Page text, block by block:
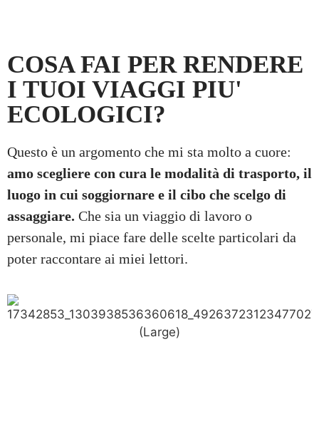
COSA FAI PER RENDERE
I TUOI VIAGGI PIU'
ECOLOGICI?
Questo è un argomento che mi sta molto a cuore:
amo scegliere con cura le modalità di trasporto, il
luogo in cui soggiornare e il cibo che scelgo di
assaggiare. Che sia un viaggio di lavoro o
personale, mi piace fare delle scelte particolari da
poter raccontare ai miei lettori.